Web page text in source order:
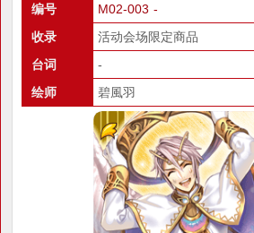
编号
M02-003 -
收录
活动会场限定商品
台词
-
绘师
碧風羽